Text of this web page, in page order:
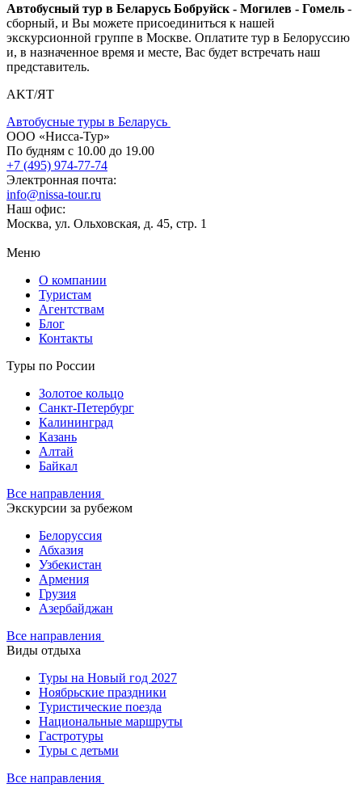
Автобусный тур в Беларусь Бобруйск - Могилев - Гомель -
сборный, и Вы можете присоединиться к нашей
экскурсионной группе в Москве. Оплатите тур в Белоруссию
и, в назначенное время и месте, Вас будет встречать наш
представитель.
AKT/ЯТ
Автобусные туры в Беларусь
ООО «Нисса-Тур»
По будням с 10.00 до 19.00
+7 (495) 974-77-74
Электронная почта:
info@nissa-tour.ru
Наш офис:
Москва, ул. Ольховская, д. 45, стр. 1
Меню
О компании
Туристам
Агентствам
Блог
Контакты
Туры по России
Золотое кольцо
Санкт-Петербург
Калининград
Казань
Алтай
Байкал
Все направления
Экскурсии за рубежом
Белоруссия
Абхазия
Узбекистан
Армения
Грузия
Азербайджан
Все направления
Виды отдыха
Туры на Новый год 2027
Ноябрьские праздники
Туристические поезда
Национальные маршруты
Гастротуры
Туры с детьми
Все направления